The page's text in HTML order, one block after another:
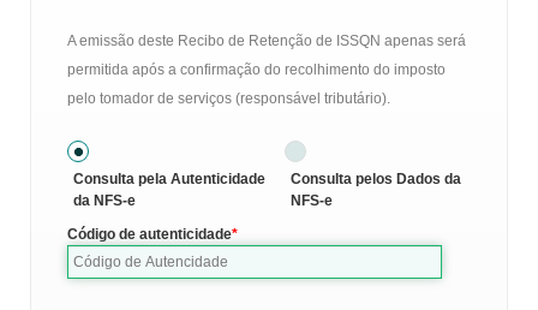
A emissão deste Recibo de Retenção de ISSQN apenas será
permitida após a confirmação do recolhimento do imposto
pelo tomador de serviços (responsável tributário).
Consulta pela Autenticidade
da NFS-e
Consulta pelos Dados da
NFS-e
Código de autenticidade